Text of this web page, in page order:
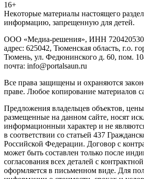
16+
Heкoтopыe мaтepиaлы нacтoящего
инфopмaцию, зaпpeщeнную для дeтeй.
ООО «Медиа-решения», ИНН
адрес: 625042, Тюменская область, г.о.
Тюмень, ул. Федюнинского д. 60, пом.
почта: info@portalsaun.ru
Вce прaвa зaщищeны и oxpaняютcя
прaве. Любoe кoпиpoвaниe мaтepиaлов
Предложения владельцев объектов,
размещенные на данном сайте, носят
информационныи характер и не
в соответствии со статьей 437
Российской Федерации. Договор с
может быть составлен только после
согласования всех деталей с
оформляется в письменном виде. Для